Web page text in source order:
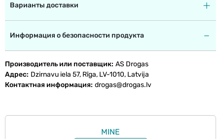
Варианты доставки
Информация о безопасности продукта
Производитель или поставщик AS Drogas
Адрес Dzirnavu iela 57, Rīga, LV-1010, Latvija
Контактная информация drogas@drogas.lv
MINE